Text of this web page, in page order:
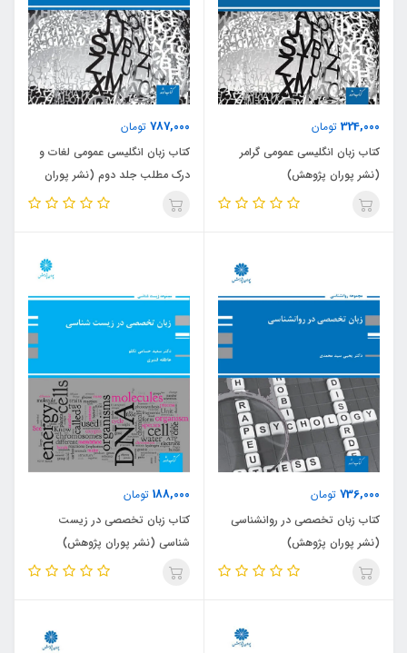
324,000 تومان
کتاب زبان انگلیسی عمومی گرامر
(نشر پوران پژوهش)
787,000 تومان
کتاب زبان انگلیسی عمومی لغات و
درک مطلب جلد دوم (نشر پوران
پژوهش)
736,000 تومان
کتاب زبان تخصصی در روانشناسی
(نشر پوران پژوهش)
188,000 تومان
کتاب زبان تخصصی در زیست
شناسی (نشر پوران پژوهش)